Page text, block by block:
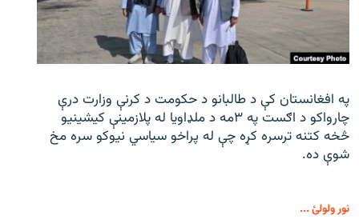
په افغانستان کې د طالبانو د حکومت د کرنې وزارت درې
چارواکو د اګست په ۳مه د ملډاویا له پلازمینې کیشینیو
څخه کتنه ترسره کړه چې له پراخو سیاسي نیوکو سره مخ
شوې ده.
نور ولولئ ...